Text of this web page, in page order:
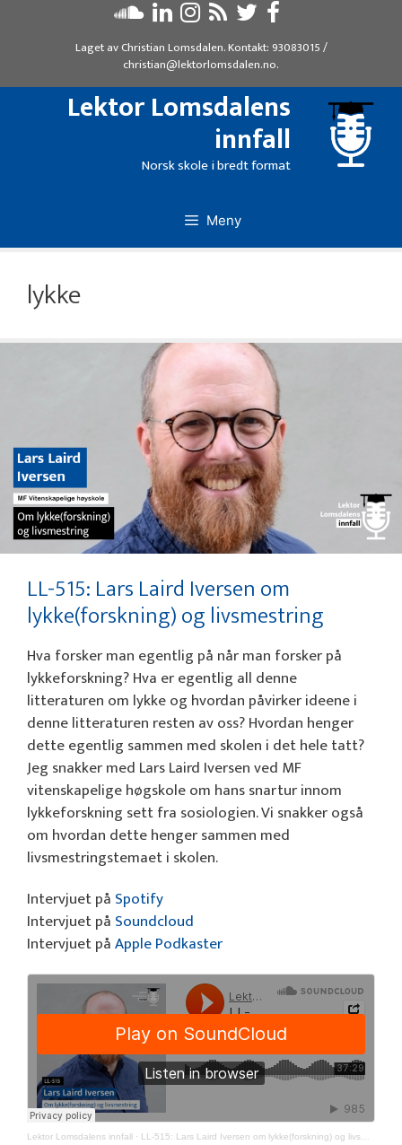
Laget avChristian Lomsdalen. Kontakt: 93083015/
christian@lektorlomsdalen.no.
Lektor Lomsdalens
innfall
Norsk skole i bredt format
Meny
lykke
LL-515: Lars Laird Iversen om
lykke(forskning) og livsmestring
Hva forsker man egentlig på når man forsker på
lykkeforskning? Hva er egentlig all denne
litteraturen om lykke og hvordan påvirker ideene i
denne litteraturen resten av oss? Hvordan henger
dette egentlig sammen med skolen i det hele tatt?
Jeg snakker med Lars Laird Iversen ved MF
vitenskapelige høgskole om hans snartur innom
lykkeforskning sett fra sosiologien. Vi snakker også
om hvordan dette henger sammen med
livsmestringstemaet i skolen.
Intervjuet på Spotify
Intervjuet på Soundcloud
Intervjuet påApple Podkaster
Lektor Lomsdalens innfall · LL-515: Lars Laird Iversen om lykke(forskning) og livsmestring